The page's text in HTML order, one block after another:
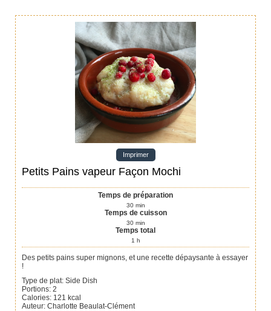
Imprimer
Petits Pains vapeur Façon Mochi
Temps de préparation
30 min
Temps de cuisson
30 min
Temps total
1 h
Des petits pains super mignons, et une recette dépaysante à essayer
!
Type de plat: Side Dish
Portions: 2
Calories: 121 kcal
Auteur: Charlotte Beaulat-Clément